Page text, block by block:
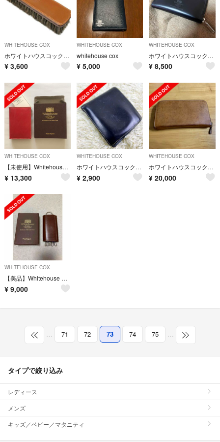
WHITEHOUSE COX
ホワイトハウスコックス S9169 Whitehousecox ブライドルレザー
¥ 3,600
WHITEHOUSE COX
whitehouse cox
¥ 5,000
WHITEHOUSE COX
ホワイトハウスコックス 小銭入れ コインケース
¥ 8,500
WHITEHOUSE COX
【未使用】Whitehouse Cox カードケース 赤
¥ 13,300
WHITEHOUSE COX
ホワイトハウスコックス 折り財布 ネイビー 直営店購入
¥ 2,900
WHITEHOUSE COX
ホワイトハウスコックス 長財布 ヴィンテージ ブライドルレザー 定価7万円
¥ 20,000
WHITEHOUSE COX
【美品】Whitehouse Cox
¥ 9,000
… 71 72 73 74 75 …
タイプで絞り込み
レディース
メンズ
キッズ／ベビー／マタニティ